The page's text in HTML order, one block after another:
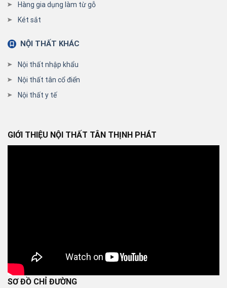
Hàng gia dụng làm từ gỗ
Két sắt
NỘI THẤT KHÁC
Nội thất nhập khẩu
Nội thất tân cổ điển
Nội thất y tế
GIỚI THIỆU NỘI THẤT TÂN THỊNH PHÁT
SƠ ĐỒ CHỈ ĐƯỜNG